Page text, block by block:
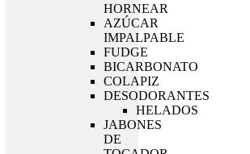
HORNEAR
AZÚCAR
IMPALPABLE
FUDGE
BICARBONATO
COLAPIZ
DESODORANTES
HELADOS
JABONES
DE